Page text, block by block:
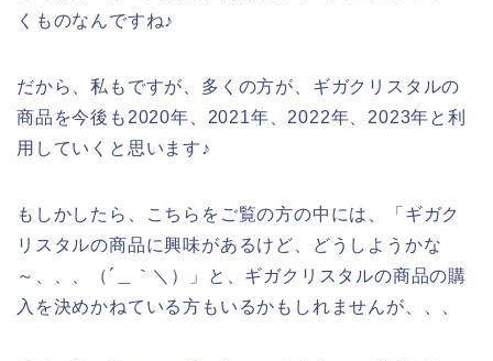
くものなんですね♪
だから、私もですが、多くの方が、ギガクリスタルの
商品を今後も2020年、2021年、2022年、2023年と利
用していくと思います♪
もしかしたら、こちらをご覧の方の中には、「ギガク
リスタルの商品に興味があるけど、どうしようかな
～、、、（´＿｀＼）」と、ギガクリスタルの商品の購
入を決めかねている方もいるかもしれませんが、、、